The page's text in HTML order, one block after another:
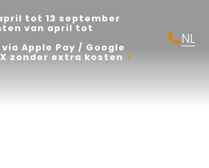
tot 13 september
van april tot
Apple Pay / Google
zonder extra kosten
NL